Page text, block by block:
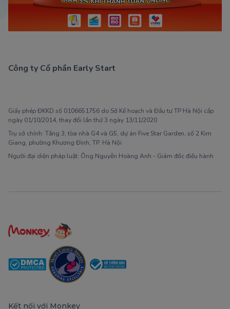
Công ty Cổ phần Early Start
Giấy phép ĐKKD số 0106651756 do Sở Kế hoạch và Đầu tư TP Hà Nội cấp
ngày 01/10/2014, thay đổi lần thứ 3 ngày 13/11/2020
Trụ sở chính: Tầng 3, tòa nhà G4 và G5, dự án Five Star Garden, số 2 Kim
Giang, phường Khương Đình, TP. Hà Nội
Người đại diện pháp luật: Ông Nguyễn Hoàng Anh - Giám đốc điều hành
Kết nối với Monkey